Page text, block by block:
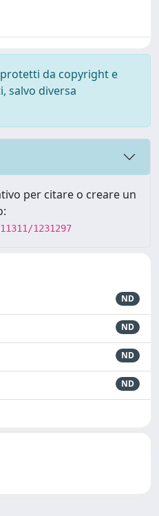
da copyright e
salvo diversa
per citare o creare un
1231297
ND
ND
ND
ND